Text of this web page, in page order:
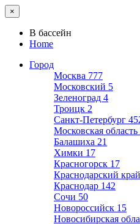
×
В бассейн
Home
Город
Москва 777
Московский 5
Зеленоград 4
Троицк 2
Санкт-Петербург
Московская область
Балашиха 21
Химки 17
Красногорск 17
Краснодарский край
Краснодар 142
Сочи 50
Новороссийск 15
Новосибирская